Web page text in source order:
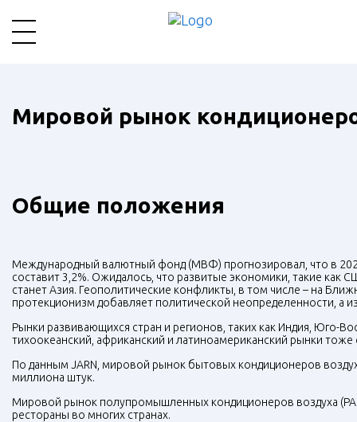
Мировой рынок
Общие положения
Международный валютный фонд (МВФ) прогнозировал, что в
составит 3,2%. Ожидалось, что развитые экономики, такие как
станет Азия. Геополитические конфликты, в том числе – на
протекционизм добавляет политической неопределенности, а
Рынки развивающихся стран и регионов, таких как Индия, Юго-
тихоокеанский, африканский и латиноамериканский рынки
По данным JARN, мировой рынок бытовых кондиционеров
миллиона штук.
Мировой рынок полупромышленных кондиционеров воздуха
рестораны во многих странах.